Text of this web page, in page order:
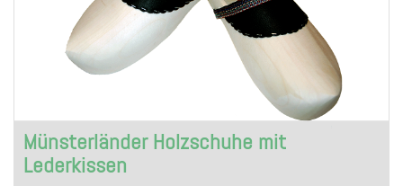
Münsterländer Holzschuhe mit
Lederkissen